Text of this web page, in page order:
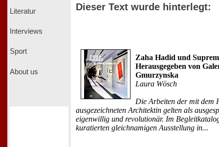
Literatur
Interviews
Sport
About us
Dieser Text wurde hinterlegt:
Zaha Hadid und
Herausgegeben von
Gmurzynska
Laura Wösch
Die Arbeiten der mit dem
ausgezeichneten Architektin gelten als
eigenwillig und revolutionär. Im
kuratierten gleichnamigen Ausstellung in...